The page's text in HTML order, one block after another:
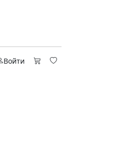
Войти